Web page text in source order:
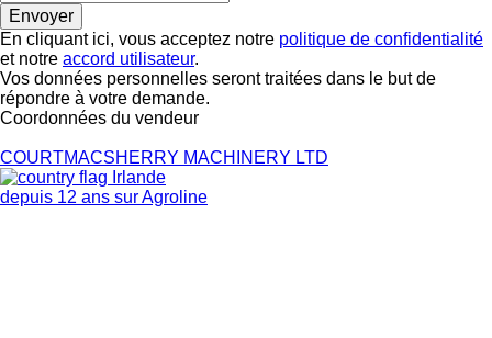
En cliquant ici, vous acceptez notre politique de confidentialité
et notre accord utilisateur.
Vos données personnelles seront traitées dans le but de
répondre à votre demande.
Coordonnées du vendeur
COURTMACSHERRY MACHINERY LTD
Irlande
depuis 12 ans sur Agroline